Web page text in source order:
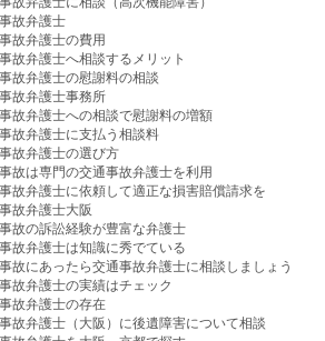
故弁護士
故弁護士の費用
故弁護士へ相談するメリット
故弁護士の慰謝料の相談
故弁護士事務所
故弁護士への相談で慰謝料の増額
故弁護士に支払う相談料
故弁護士の選び方
故は専門の交通事故弁護士を利用
故弁護士に依頼して適正な損害賠償請求を
故弁護士大阪
故の訴訟経験が豊富な弁護士
故弁護士は知識に秀でている
故にあったら交通事故弁護士に相談しましょう
故弁護士の実績はチェック
故弁護士の存在
故弁護士（大阪）に後遺障害について相談